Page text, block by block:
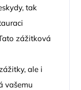
tak
zážitková
ale i
vašemu